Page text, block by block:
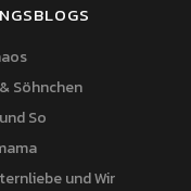
Söhnchen
So
und Wir